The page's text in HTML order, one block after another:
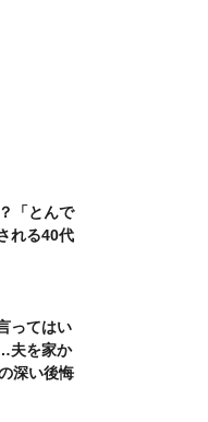
「とんで
れる40代
ってはい
夫を家か
深い後悔